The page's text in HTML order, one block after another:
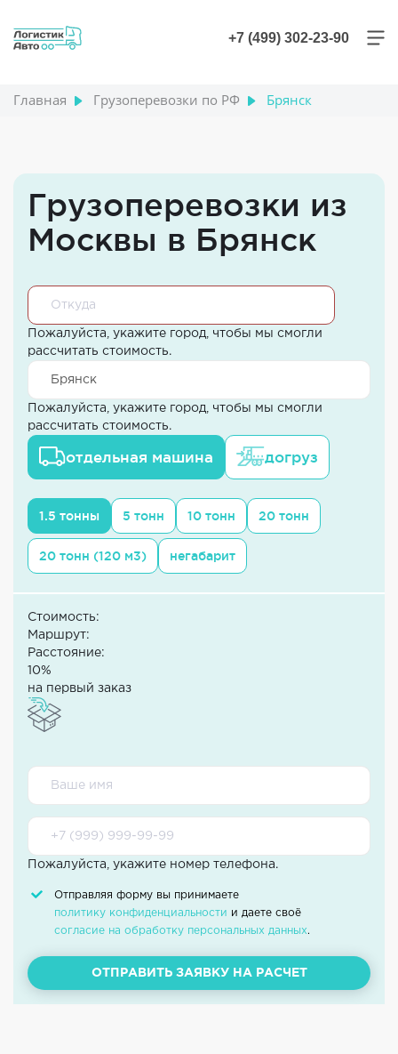
+7 (499) 302-23-90
Главная Грузоперевозки по РФ Брянск
Грузоперевозки из
Москвы в Брянск
Пожалуйста, укажите город, чтобы мы смогли
рассчитать стоимость.
Пожалуйста, укажите город, чтобы мы смогли
рассчитать стоимость.
отдельная машина догруз
1.5 тонны 5 тонн 10 тонн 20 тонн
20 тонн (120 м3) негабарит
Стоимость:
Маршрут:
Расстояние:
10%
на первый заказ
Пожалуйста, укажите номер телефона.
Отправляя форму вы принимаете
политику конфиденциальности и даете своё
согласие на обработку персональных данных.
ОТПРАВИТЬ ЗАЯВКУ НА РАСЧЕТ